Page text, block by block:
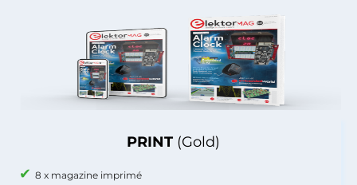
PRINT (Gold)
8 x magazine imprimé